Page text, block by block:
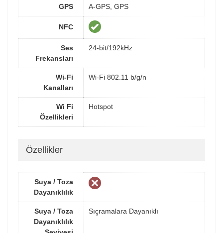
GPS A-GPS, GPS
NFC
Ses
Frekansları
24-bit/192kHz
Wi-Fi
Kanalları
Wi-Fi 802.11 b/g/n
Wi Fi
Özellikleri
Hotspot
Özellikler
Suya / Toza
Dayanıklılık
Suya / Toza
Dayanıklılık
Sıçramalara Dayanıklı